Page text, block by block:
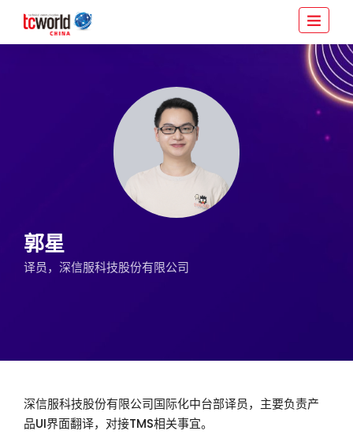
郭星
译员，深信服科技股份有限公司
深信服科技股份有限公司国际化中台部译员，主要负责产
品UI界面翻译，对接TMS相关事宜。